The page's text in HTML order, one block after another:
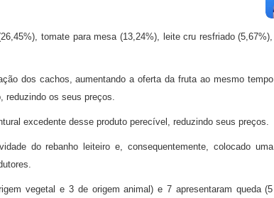
tomate para mesa (13,24%), leite cru resfriado (5,67%),
dos cachos, aumentando a oferta da fruta ao mesmo tempo
os seus preços.
excedente desse produto perecível, reduzindo seus preços.
do rebanho leiteiro e, consequentemente, colocado uma
vegetal e 3 de origem animal) e 7 apresentaram queda (5